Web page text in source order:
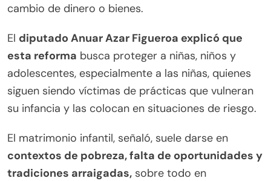
cambio de dinero o bienes.
El diputado Anuar Azar Figueroa explicó que
esta reforma busca proteger a niñas, niños y
adolescentes, especialmente a las niñas, quienes
siguen siendo víctimas de prácticas que vulneran
su infancia y las colocan en situaciones de riesgo.
El matrimonio infantil, señaló, suele darse en
contextos de pobreza, falta de oportunidades y
tradiciones arraigadas, sobre todo en